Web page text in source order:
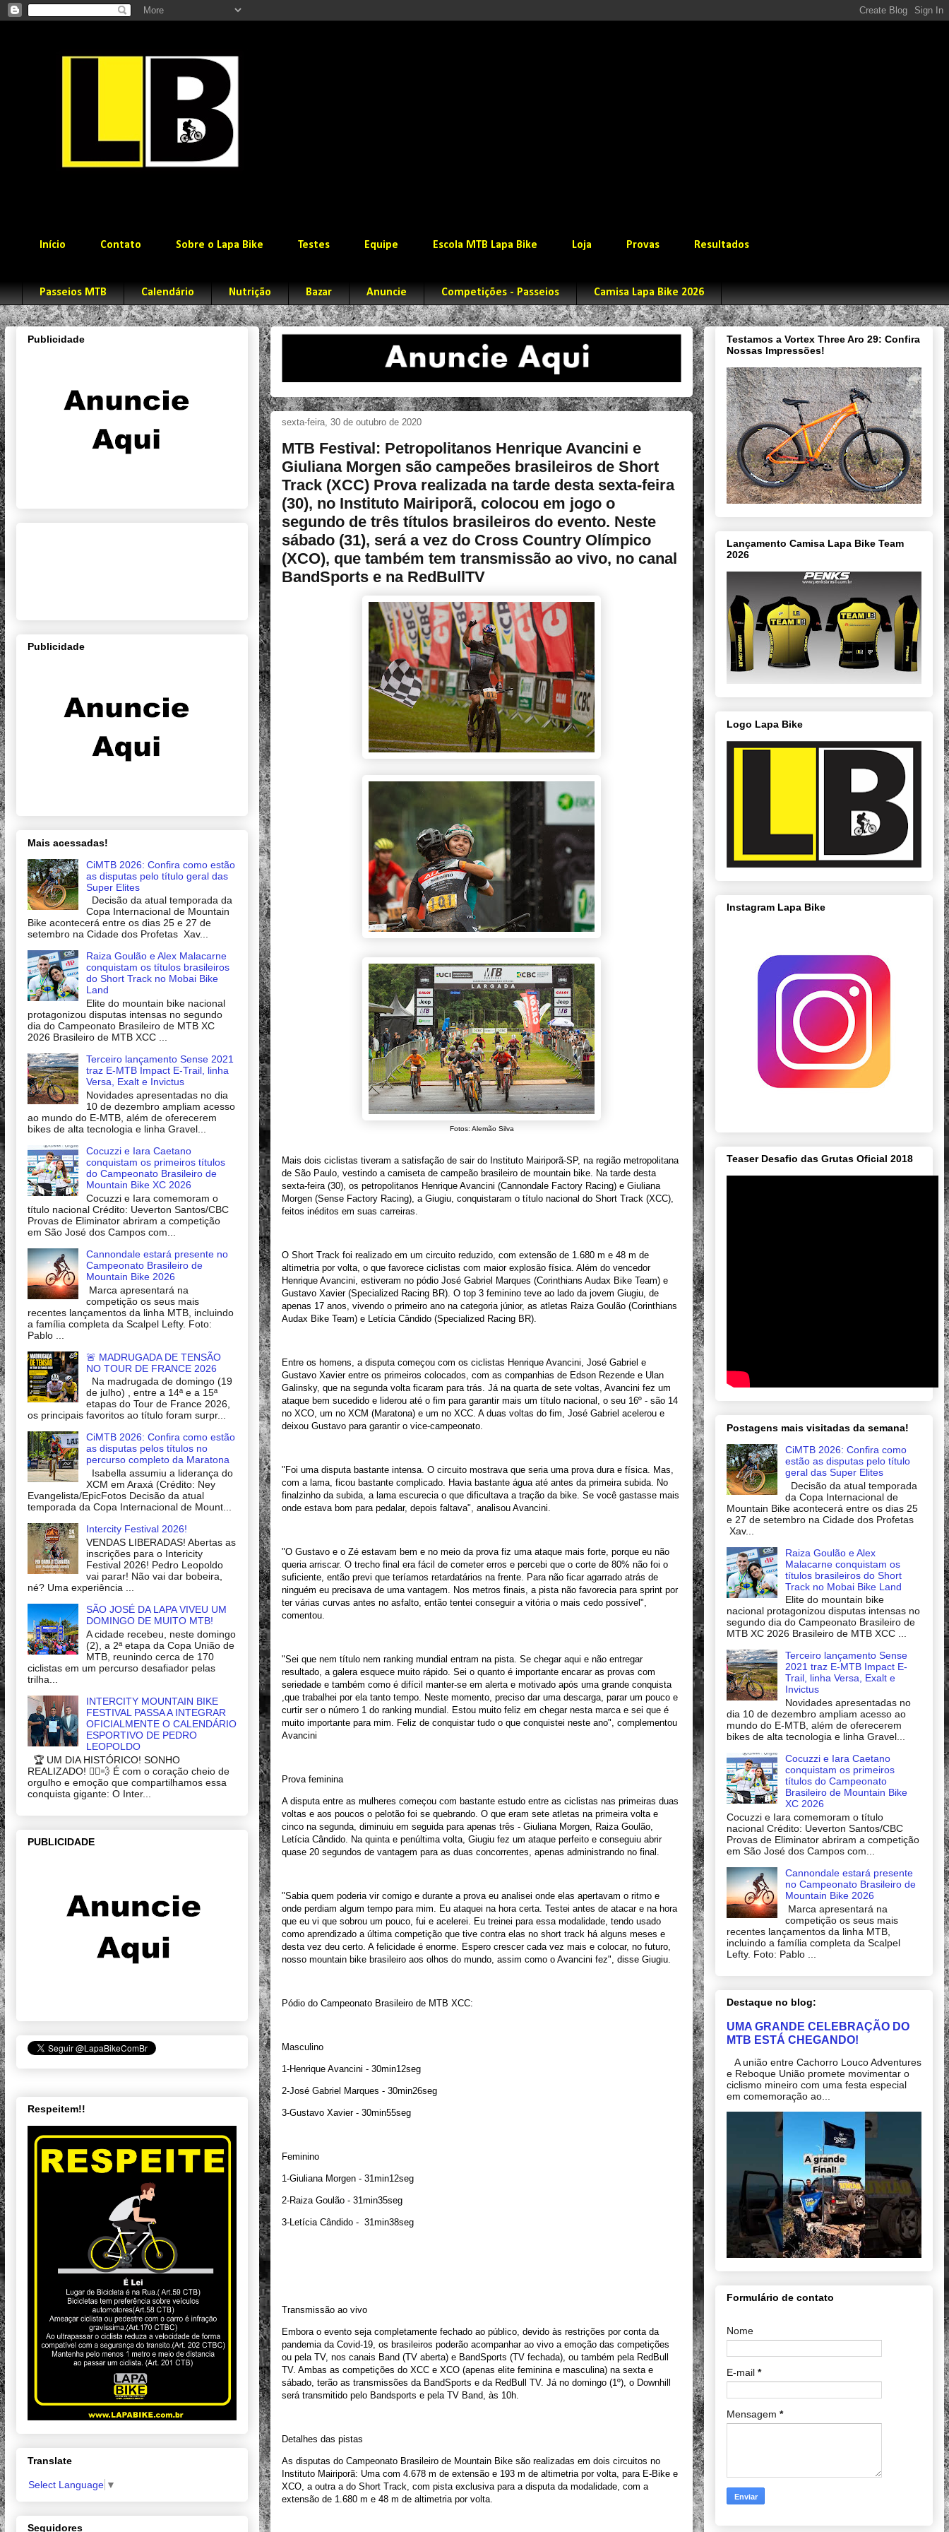
Início Contato Sobre o Lapa Bike Testes Equipe Escola MTB Lapa Bike Loja Provas Resultados
Passeios MTB Calendário Nutrição Bazar Anuncie Competições - Passeios Camisa Lapa Bike 2026
sexta-feira, 30 de outubro de 2020
MTB Festival: Petropolitanos Henrique Avancini e
Giuliana Morgen são campeões brasileiros de Short
Track (XCC) Prova realizada na tarde desta sexta-feira
(30), no Instituto Mairiporã, colocou em jogo o
segundo de três títulos brasileiros do evento. Neste
sábado (31), será a vez do Cross Country Olímpico
(XCO), que também tem transmissão ao vivo, no canal
BandSports e na RedBullTV
Fotos: Alemão Silva
Mais dois ciclistas tiveram a satisfação de sair do Instituto Mairiporã-SP, na região metropolitana
de São Paulo, vestindo a camiseta de campeão brasileiro de mountain bike. Na tarde desta
sexta-feira (30), os petropolitanos Henrique Avancini (Cannondale Factory Racing) e Giuliana
Morgen (Sense Factory Racing), a Giugiu, conquistaram o título nacional do Short Track (XCC),
feitos inéditos em suas carreiras.
O Short Track foi realizado em um circuito reduzido, com extensão de 1.680 m e 48 m de
altimetria por volta, o que favorece ciclistas com maior explosão física. Além do vencedor
Henrique Avancini, estiveram no pódio José Gabriel Marques (Corinthians Audax Bike Team) e
Gustavo Xavier (Specialized Racing BR). O top 3 feminino teve ao lado da jovem Giugiu, de
apenas 17 anos, vivendo o primeiro ano na categoria júnior, as atletas Raiza Goulão (Corinthians
Audax Bike Team) e Letícia Cândido (Specialized Racing BR).
Entre os homens, a disputa começou com os ciclistas Henrique Avancini, José Gabriel e
Gustavo Xavier entre os primeiros colocados, com as companhias de Edson Rezende e Ulan
Galinsky, que na segunda volta ficaram para trás. Já na quarta de sete voltas, Avancini fez um
ataque bem sucedido e liderou até o fim para garantir mais um título nacional, o seu 16º - são 14
no XCO, um no XCM (Maratona) e um no XCC. A duas voltas do fim, José Gabriel acelerou e
deixou Gustavo para garantir o vice-campeonato.
"Foi uma disputa bastante intensa. O circuito mostrava que seria uma prova dura e física. Mas,
com a lama, ficou bastante complicado. Havia bastante água até antes da primeira subida. No
finalzinho da subida, a lama escurecia o que dificultava a tração da bike. Se você gastasse mais
onde estava bom para pedalar, depois faltava", analisou Avancini.
"O Gustavo e o Zé estavam bem e no meio da prova fiz uma ataque mais forte, porque eu não
queria arriscar. O trecho final era fácil de cometer erros e percebi que o corte de 80% não foi o
suficiente, então previ que teríamos retardatários na frente. Para não ficar agarrado atrás de
ninguém eu precisava de uma vantagem. Nos metros finais, a pista não favorecia para sprint por
ter várias curvas antes no asfalto, então tentei conseguir a vitória o mais cedo possível",
comentou.
"Sei que nem título nem ranking mundial entram na pista. Se chegar aqui e não entregar
resultado, a galera esquece muito rápido. Sei o quanto é importante encarar as provas com
seriedade e também como é difícil manter-se em alerta e motivado após uma grande conquista
,que trabalhei por ela tanto tempo. Neste momento, preciso dar uma descarga, parar um pouco e
curtir ser o número 1 do ranking mundial. Estou muito feliz em chegar nesta marca e sei que é
muito importante para mim. Feliz de conquistar tudo o que conquistei neste ano", complementou
Avancini
Prova feminina
A disputa entre as mulheres começou com bastante estudo entre as ciclistas nas primeiras duas
voltas e aos poucos o pelotão foi se quebrando. O que eram sete atletas na primeira volta e
cinco na segunda, diminuiu em seguida para apenas três - Giuliana Morgen, Raiza Goulão,
Letícia Cândido. Na quinta e penúltima volta, Giugiu fez um ataque perfeito e conseguiu abrir
quase 20 segundos de vantagem para as duas concorrentes, apenas administrando no final.
"Sabia quem poderia vir comigo e durante a prova eu analisei onde elas apertavam o ritmo e
onde perdiam algum tempo para mim. Eu ataquei na hora certa. Testei antes de atacar e na hora
que eu vi que sobrou um pouco, fui e acelerei. Eu treinei para essa modalidade, tendo usado
como aprendizado a última competição que tive contra elas no short track há alguns meses e
desta vez deu certo. A felicidade é enorme. Espero crescer cada vez mais e colocar, no futuro,
nosso mountain bike brasileiro aos olhos do mundo, assim como o Avancini fez", disse Giugiu.
Pódio do Campeonato Brasileiro de MTB XCC:
Masculino
1-Henrique Avancini - 30min12seg
2-José Gabriel Marques - 30min26seg
3-Gustavo Xavier - 30min55seg
Feminino
1-Giuliana Morgen - 31min12seg
2-Raiza Goulão - 31min35seg
3-Letícia Cândido - 31min38seg
Transmissão ao vivo
Embora o evento seja completamente fechado ao público, devido às restrições por conta da
pandemia da Covid-19, os brasileiros poderão acompanhar ao vivo a emoção das competições
ou pela TV, nos canais Band (TV aberta) e BandSports (TV fechada), ou também pela RedBull
TV. Ambas as competições do XCC e XCO (apenas elite feminina e masculina) na sexta e
sábado, terão as transmissões da BandSports e da RedBull TV. Já no domingo (1º), o Downhill
será transmitido pelo Bandsports e pela TV Band, às 10h.
Detalhes das pistas
As disputas do Campeonato Brasileiro de Mountain Bike são realizadas em dois circuitos no
Instituto Mairiporã: Uma com 4.678 m de extensão e 193 m de altimetria por volta, para E-Bike e
XCO, a outra a do Short Track, com pista exclusiva para a disputa da modalidade, com a
extensão de 1.680 m e 48 m de altimetria por volta.
Publicidade
Publicidade
Mais acessadas!
CiMTB 2026: Confira como estão
as disputas pelo título geral das
Super Elites
Decisão da atual temporada da
Copa Internacional de Mountain
Bike acontecerá entre os dias 25 e 27 de
setembro na Cidade dos Profetas Xav...
Raiza Goulão e Alex Malacarne
conquistam os títulos brasileiros
do Short Track no Mobai Bike
Land
Elite do mountain bike nacional
protagonizou disputas intensas no segundo
dia do Campeonato Brasileiro de MTB XC
2026 Brasileiro de MTB XCC ...
Terceiro lançamento Sense 2021
traz E-MTB Impact E-Trail, linha
Versa, Exalt e Invictus
Novidades apresentadas no dia
10 de dezembro ampliam acesso
ao mundo do E-MTB, além de oferecerem
bikes de alta tecnologia e linha Gravel...
Cocuzzi e Iara Caetano
conquistam os primeiros títulos
do Campeonato Brasileiro de
Mountain Bike XC 2026
Cocuzzi e Iara comemoram o
título nacional Crédito: Ueverton Santos/CBC
Provas de Eliminator abriram a competição
em São José dos Campos com...
Cannondale estará presente no
Campeonato Brasileiro de
Mountain Bike 2026
Marca apresentará na
competição os seus mais
recentes lançamentos da linha MTB, incluindo
a família completa da Scalpel Lefty. Foto:
Pablo ...
🚨 MADRUGADA DE TENSÃO
NO TOUR DE FRANCE 2026
Na madrugada de domingo (19
de julho) , entre a 14ª e a 15ª
etapas do Tour de France 2026,
os principais favoritos ao título foram surpr...
CiMTB 2026: Confira como estão
as disputas pelos títulos no
percurso completo da Maratona
Isabella assumiu a liderança do
XCM em Araxá (Crédito: Ney
Evangelista/EpicFotos Decisão da atual
temporada da Copa Internacional de Mount...
Intercity Festival 2026!
VENDAS LIBERADAS! Abertas as
inscrições para o Intericity
Festival 2026! Pedro Leopoldo
vai parar! Não vai dar bobeira,
né? Uma experiência ...
SÃO JOSÉ DA LAPA VIVEU UM
DOMINGO DE MUITO MTB!
A cidade recebeu, neste domingo
(2), a 2ª etapa da Copa União de
MTB, reunindo cerca de 170
ciclistas em um percurso desafiador pelas
trilha...
INTERCITY MOUNTAIN BIKE
FESTIVAL PASSA A INTEGRAR
OFICIALMENTE O CALENDÁRIO
ESPORTIVO DE PEDRO
LEOPOLDO
🏆 UM DIA HISTÓRICO! SONHO
REALIZADO! 🚴‍♂️💨 É com o coração cheio de
orgulho e emoção que compartilhamos essa
conquista gigante: O Inter...
PUBLICIDADE
Respeitem!!
Translate
Select Language ▼
Seguidores
Testamos a Vortex Three Aro 29: Confira
Nossas Impressões!
Lançamento Camisa Lapa Bike Team
2026
Logo Lapa Bike
Instagram Lapa Bike
Teaser Desafio das Grutas Oficial 2018
Postagens mais visitadas da semana!
CiMTB 2026: Confira como
estão as disputas pelo título
geral das Super Elites
Decisão da atual temporada
da Copa Internacional de
Mountain Bike acontecerá entre os dias 25
e 27 de setembro na Cidade dos Profetas
Xav...
Raiza Goulão e Alex
Malacarne conquistam os
títulos brasileiros do Short
Track no Mobai Bike Land
Elite do mountain bike
nacional protagonizou disputas intensas no
segundo dia do Campeonato Brasileiro de
MTB XC 2026 Brasileiro de MTB XCC ...
Terceiro lançamento Sense
2021 traz E-MTB Impact E-
Trail, linha Versa, Exalt e
Invictus
Novidades apresentadas no
dia 10 de dezembro ampliam acesso ao
mundo do E-MTB, além de oferecerem
bikes de alta tecnologia e linha Gravel...
Cocuzzi e Iara Caetano
conquistam os primeiros
títulos do Campeonato
Brasileiro de Mountain Bike
XC 2026
Cocuzzi e Iara comemoram o título
nacional Crédito: Ueverton Santos/CBC
Provas de Eliminator abriram a competição
em São José dos Campos com...
Cannondale estará presente
no Campeonato Brasileiro de
Mountain Bike 2026
Marca apresentará na
competição os seus mais
recentes lançamentos da linha MTB,
incluindo a família completa da Scalpel
Lefty. Foto: Pablo ...
Destaque no blog:
UMA GRANDE CELEBRAÇÃO DO
MTB ESTÁ CHEGANDO!
A união entre Cachorro Louco Adventures
e Reboque União promete movimentar o
ciclismo mineiro com uma festa especial
em comemoração ao...
Formulário de contato
Nome
E-mail *
Mensagem *